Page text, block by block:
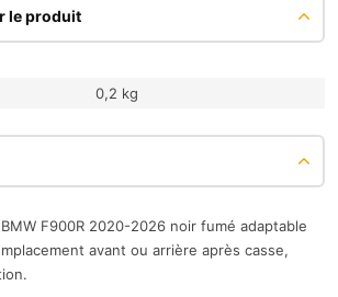
le produit
0,2 kg
F900R 2020-2026 noir fumé adaptable
avant ou arrière après casse,